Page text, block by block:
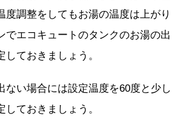
度調整をしてもお湯の温度は上がり
でエコキュートのタンクのお湯の出
ておきましょう。
ない場合には設定温度を60度と少し
ておきましょう。